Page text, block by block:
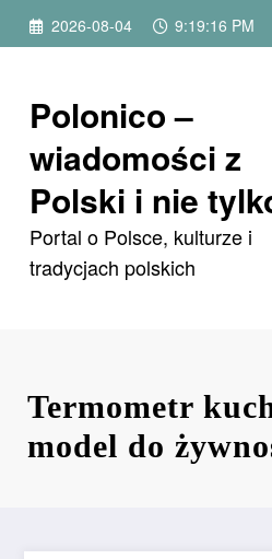
Przejdź 2026-08-04 9:19:18 PM
Polonico –
wiadomości z
Polski i nie
Portal o Polsce, kulturze i
tradycjach polskich
Termometr
model do